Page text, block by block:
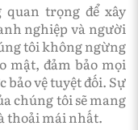
trọng để xây
nghiệp và người
tôi không ngừng
mật, đảm bảo mọi
bảo vệ tuyệt đối. Sự
chúng tôi sẽ mang
thoải mái nhất.